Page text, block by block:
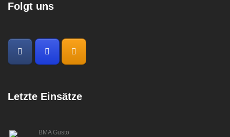
Folgt uns
Letzte Einsätze
BMA Gusto